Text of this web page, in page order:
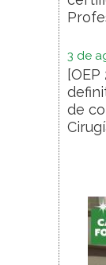
3 de
de